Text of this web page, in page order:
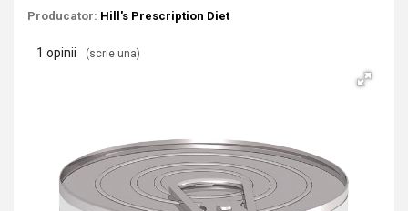
Producator: Hill's Prescription Diet
1 opinii (scrie una)